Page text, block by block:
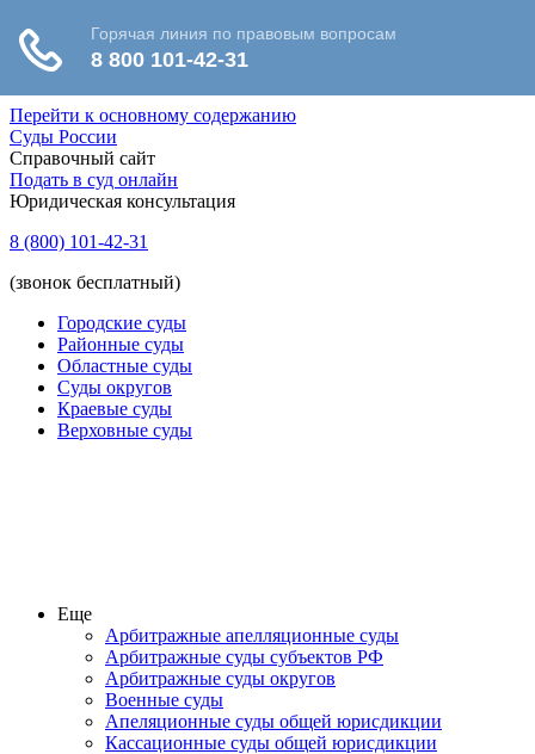
Перейти к основному содержанию
Суды России
Справочный сайт
Подать в суд онлайн
Юридическая консультация
8 (800) 101-42-31
(звонок бесплатный)
Городские суды
Районные суды
Областные суды
Суды округов
Краевые суды
Верховные суды
Еще
Арбитражные апелляционные суды
Арбитражные суды субъектов РФ
Арбитражные суды округов
Военные суды
Апеляционные суды общей юрисдикции
Кассационные суды общей юрисдикции